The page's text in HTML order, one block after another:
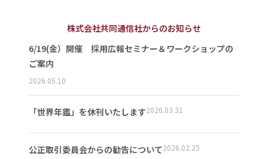
株式会社共同通信社からのお知らせ
6/19(金）開催 採用広報セミナー＆ワークショップの
ご案内
2026.05.10
「世界年鑑」を休刊いたします2026.03.31
公正取引委員会からの勧告について2026.02.25